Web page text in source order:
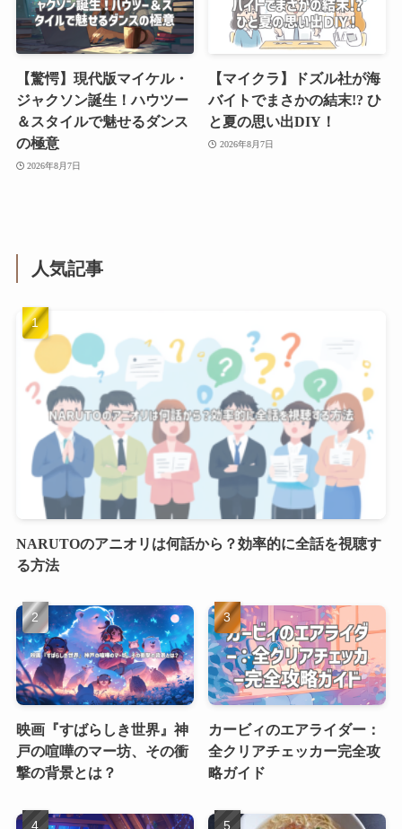
【驚愕】現代版マイケル・
ジャクソン誕生！ハウツー
＆スタイルで魅せるダンス
の極意
2026年8月7日
【マイクラ】ドズル社が海
バイトでまさかの結末!? ひ
と夏の思い出DIY！
2026年8月7日
人気記事
NARUTOのアニオリは何話から？効率的に全話を視聴す
る方法
映画『すばらしき世界』神
戸の喧嘩のマー坊、その衝
撃の背景とは？
カービィのエアライダー：
全クリアチェッカー完全攻
略ガイド